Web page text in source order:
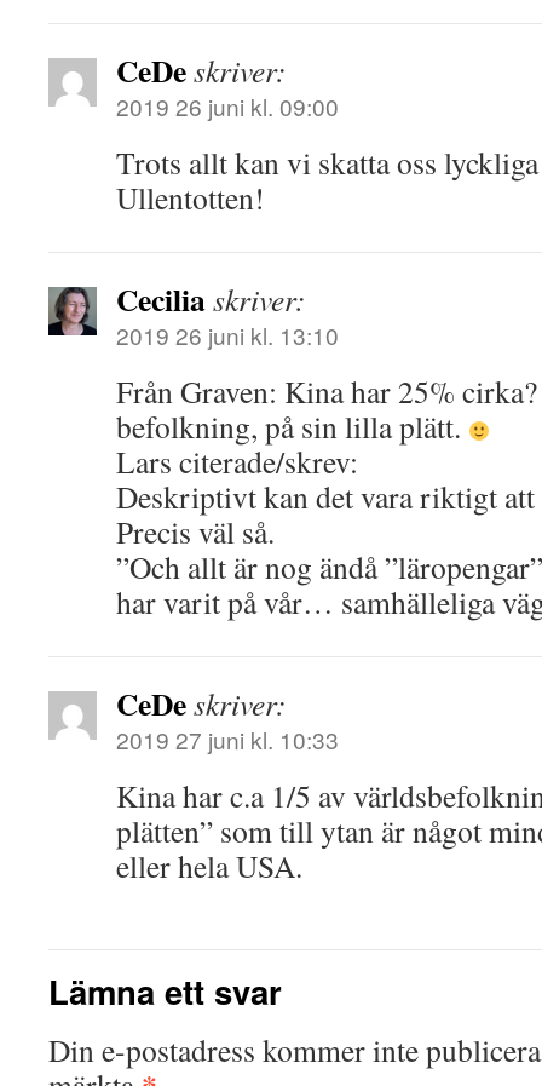
CeDeskriver:
2019 26 juni kl. 09:00
Trots allt kan vi skatta oss
Ullentotten!
Ceciliaskriver:
2019 26 juni kl. 13:10
Från Graven: Kina har 25%
befolkning, på sin lilla plätt.
Lars citerade/skrev:
Deskriptivt kan det vara riktigt
Precis väl så.
”Och allt är nog ändå
har varit på vår… samhälleliga
CeDeskriver:
2019 27 juni kl. 10:33
Kina har c.a 1/5 av
plätten” som till ytan är något
eller hela USA.
Lämna ett svar
Din e-postadress kommer inte